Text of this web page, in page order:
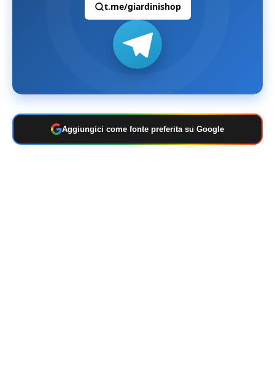
t.me/giardinishop
Aggiungici come fonte preferita su Google